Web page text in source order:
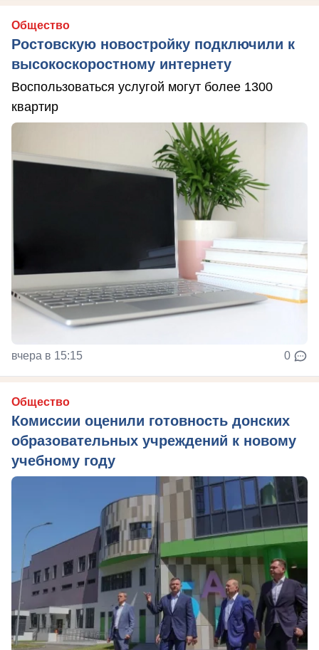
Общество
Ростовскую новостройку подключили к
высокоскоростному интернету
Воспользоваться услугой могут более 1300
квартир
вчера в 15:15 0
Общество
Комиссии оценили готовность донских
образовательных учреждений к новому
учебному году